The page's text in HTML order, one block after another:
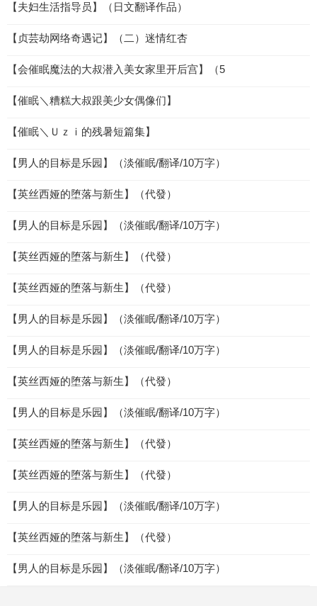
【夫妇生活指导员】（日文翻译作品）
【贞芸劫网络奇遇记】（二）迷情红杏
【会催眠魔法的大叔潜入美女家里开后宫】（5
【催眠＼糟糕大叔跟美少女偶像们】
【催眠＼Ｕｚｉ的残暑短篇集】
【男人的目标是乐园】（淡催眠/翻译/10万字）
【英丝西娅的堕落与新生】（代發）
【男人的目标是乐园】（淡催眠/翻译/10万字）
【英丝西娅的堕落与新生】（代發）
【英丝西娅的堕落与新生】（代發）
【男人的目标是乐园】（淡催眠/翻译/10万字）
【男人的目标是乐园】（淡催眠/翻译/10万字）
【英丝西娅的堕落与新生】（代發）
【男人的目标是乐园】（淡催眠/翻译/10万字）
【英丝西娅的堕落与新生】（代發）
【英丝西娅的堕落与新生】（代發）
【男人的目标是乐园】（淡催眠/翻译/10万字）
【英丝西娅的堕落与新生】（代發）
【男人的目标是乐园】（淡催眠/翻译/10万字）